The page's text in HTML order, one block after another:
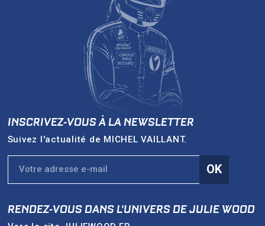
INSCRIVEZ-VOUS À LA NEWSLETTER
Suivez l'actualité de MICHEL VAILLANT.
OK
RENDEZ-VOUS DANS L'UNIVERS DEJULIE WOOD